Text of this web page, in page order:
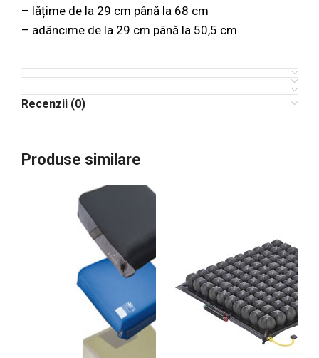
– lățime de la 29 cm până la 68 cm
– adâncime de la 29 cm până la 50,5 cm
Recenzii (0)
Produse similare